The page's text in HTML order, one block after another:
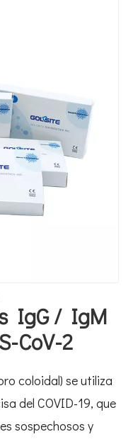
IgG / IgM
CoV-2
coloidal) se utiliza
del COVID-19, que
sospechosos y